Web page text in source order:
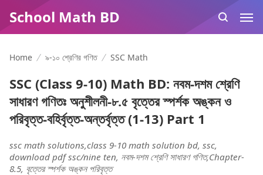
School Math BD
Home ৯-১০ শ্রেণির গণিত SSC Math
SSC (Class 9-10) Math BD: নবম-দশম শ্রেণি
সাধারণ গণিতঃ অনুশীলনী-৮.৫ বৃত্তের স্পর্শক অঙ্কন ও
পরিবৃত্ত-বহির্বৃত্ত-অন্তর্বৃত্ত (1-13) Part 1
ssc math solutions,class 9-10 math solution bd, ssc,
download pdf ssc/nine ten, নবম-দশম শ্রেণি সাধারণ গণিত,Chapter-
8.5, বৃত্তের স্পর্শক অঙ্কন পরিবৃত্ত